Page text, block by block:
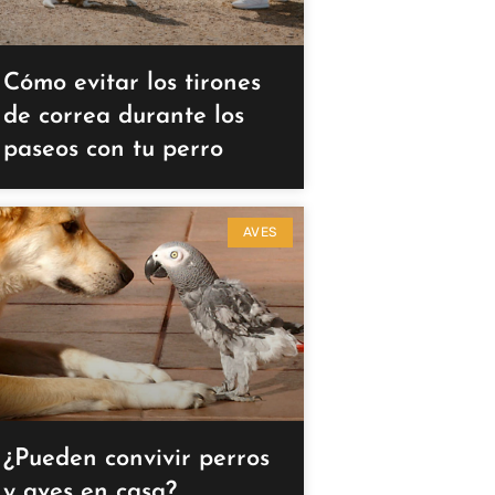
Cómo evitar los tirones
de correa durante los
paseos con tu perro
AVES
¿Pueden convivir perros